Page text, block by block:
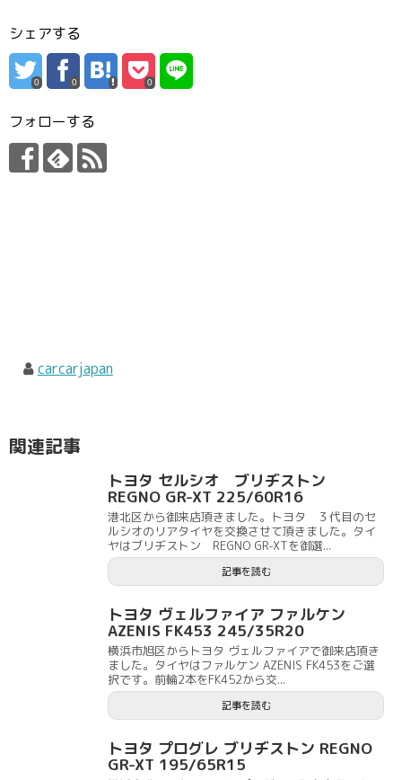
シェアする
0 0 0
フォローする
carcarjapan
関連記事
トヨタ セルシオ ブリヂストン
REGNO GR-XT 225/60R16
港北区から御来店頂きました。トヨタ ３代目のセ
ルシオのリアタイヤを交換させて頂きました。タイ
ヤはブリヂストン REGNO GR-XTを御選...
記事を読む
トヨタ ヴェルファイア ファルケン
AZENIS FK453 245/35R20
横浜市旭区からトヨタ ヴェルファイアで御来店頂き
ました。タイヤはファルケン AZENIS FK453をご選
択です。前輪2本をFK452から交...
記事を読む
トヨタ プログレ ブリヂストン REGNO
GR-XT 195/65R15